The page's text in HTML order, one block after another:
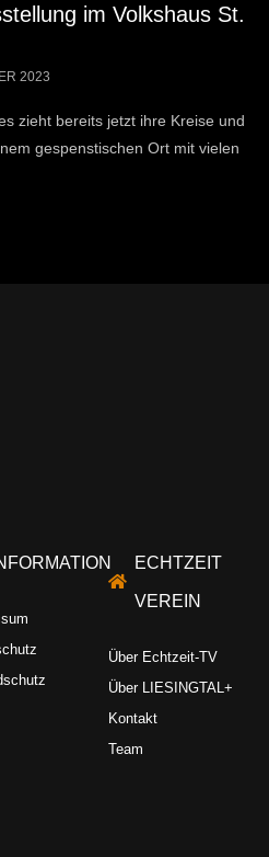
im Volkshaus St.
2023
zieht bereits jetzt ihre Kreise und
gespenstischen Ort mit vielen
ECHTZEIT
VEREIN
Über Echtzeit-TV
Über LIESINGTAL+
Kontakt
Team